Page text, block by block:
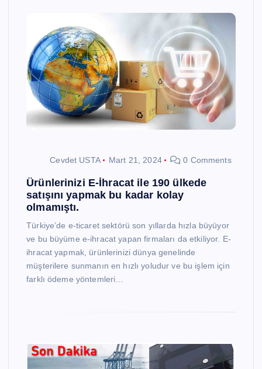
Cevdet USTA Mart 21, 2024 0 Comments
Ürünlerinizi E-İhracat ile 190 ülkede
satışını yapmak bu kadar kolay
olmamıştı.
Türkiye’de e-ticaret sektörü son yıllarda hızla büyüyor
ve bu büyüme e-ihracat yapan firmaları da etkiliyor. E-
ihracat yapmak, ürünlerinizi dünya genelinde
müşterilere sunmanın en hızlı yoludur ve bu işlem için
farklı ödeme yöntemleri…